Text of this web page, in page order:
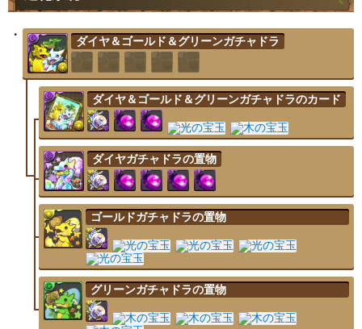
ダイヤ＆ゴールド＆グリーンガチャドラ
ダイヤ＆ゴールド＆グリーンガチャドラのカード
ダイヤガチャドラの置物
ゴールドガチャドラの置物
グリーンガチャドラの置物